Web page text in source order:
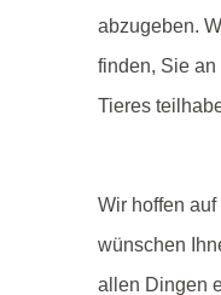
abzugeben.
finden, Sie
Tieres
Wir hoffen
wünschen
allen Dingen